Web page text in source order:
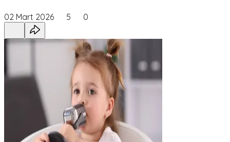
02 Mart 2026 5 0